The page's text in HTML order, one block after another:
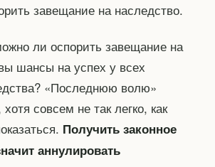
завещание на наследство.
ли оспорить завещание на
шансы на успех у всех
«Последнюю волю»
совсем не так легко, как
Получить законное
аннулировать